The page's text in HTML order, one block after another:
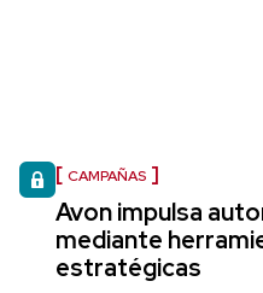
CAMPAÑAS
Avon impulsa
mediante
estratégicas